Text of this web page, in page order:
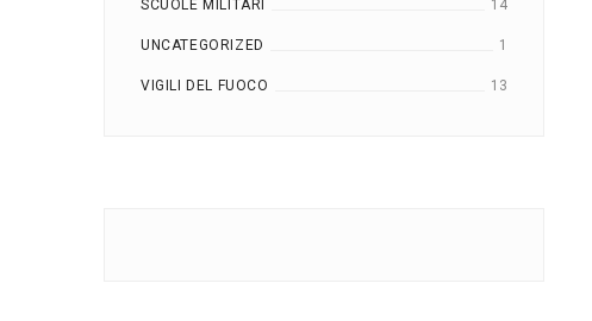
SCUOLE MILITARI 14
UNCATEGORIZED 1
VIGILI DEL FUOCO 13